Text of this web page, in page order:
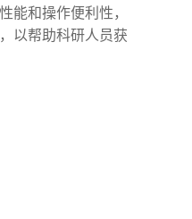
能和操作便利性，
以帮助科研人员获